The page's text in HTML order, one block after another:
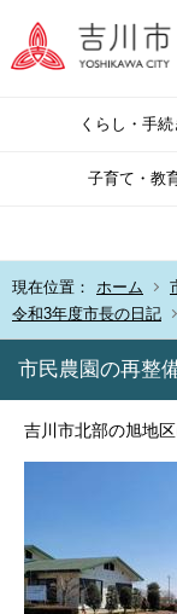
くらし・手続
子育て・教
現在位置： ホーム
令和3年度市長の日記
市民農園の再整
吉川市北部の旭地